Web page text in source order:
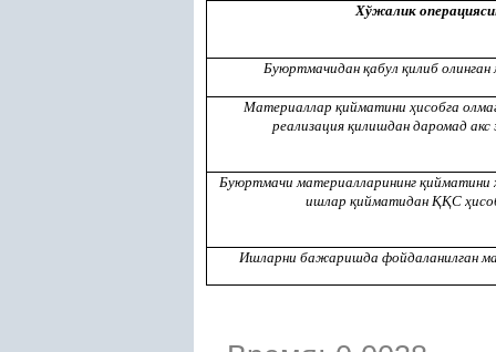
Хўжалик
Буюртмачидан қабул қилиб
Материаллар қийматини ҳисобга
реализация қилишдан даромад
Буюртмачи материалларининг қийматини
ишлар қийматидан ҚҚС ҳ
Ишларни бажаришда фойдаланилган